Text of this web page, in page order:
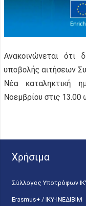
Ανακοινώνεται ότι
υποβολής αιτήσεων
Νέα καταληκτική
Νοεμβρίου στις 13.00
Χρήσιμα
Σύλλογος Υποτρόφων
Erasmus+ / ΙΚΥ-ΙΝΕΔΙΒΙΜ